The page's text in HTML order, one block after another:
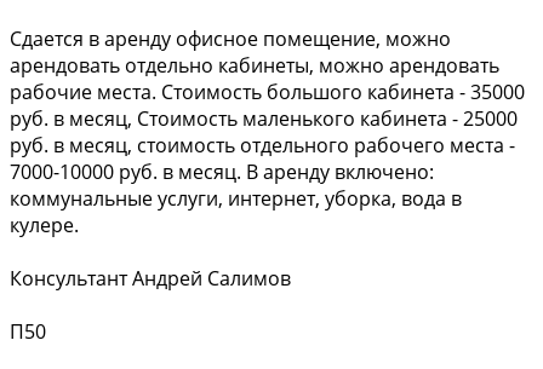
Сдается в аренду офисное помещение, можно
арендовать отдельно кабинеты, можно арендовать
рабочие места. Стоимость большого кабинета - 35000
руб. в месяц, Стоимость маленького кабинета - 25000
руб. в месяц, стоимость отдельного рабочего места -
7000-10000 руб. в месяц. В аренду включено:
коммунальные услуги, интернет, уборка, вода в
кулере.
Консультант Андрей Салимов
П50